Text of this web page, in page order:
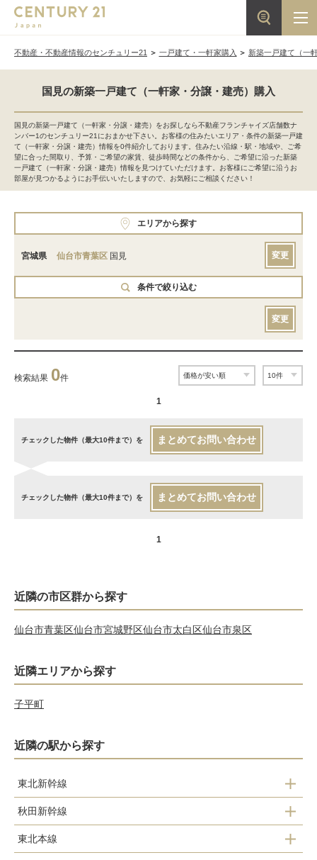
不動産・不動産情報のセンチュリー21 一戸建て・一軒家購入 新築一戸建て（一
国見の新築一戸建て（一軒家・分譲・建売）購入
国見の新築一戸建て（一軒家・分譲・建売）をお探しなら不動産フランチャイズ店舗数ナ
ンバー1のセンチュリー21におまかせ下さい。お客様の住みたいエリア・条件の新築一戸建
て（一軒家・分譲・建売）情報を0件紹介しております。住みたい沿線・駅・地域や、ご希
望に合った間取り、予算・ご希望の家賃、徒歩時間などの条件から、ご希望に沿った新築
一戸建て（一軒家・分譲・建売）情報を見つけていただけます。お客様にご希望に沿うお
部屋が見つかるようにお手伝いいたしますので、お気軽にご相談ください！
エリアから探す
宮城県 仙台市青葉区 国見 変更
条件で絞り込む
変更
検索結果 0件
1
チェックした物件（最大10件まで）を まとめてお問い合わせ
チェックした物件（最大10件まで）を まとめてお問い合わせ
1
近隣の市区群から探す
仙台市青葉区仙台市宮城野区仙台市太白区仙台市泉区
近隣エリアから探す
子平町
近隣の駅から探す
東北新幹線
仙台
秋田新幹線
仙台
東北本線